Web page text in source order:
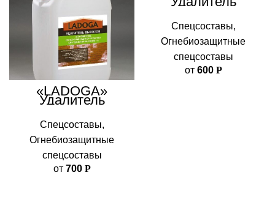
«LADOGA»
Удалитель
высолов.
Спецсоставы,
Огнебиозащитные
спецсоставы
от 700 Р
цемента.
Спецсоставы,
Огнебиозащитные
спецсоставы
от 600 Р